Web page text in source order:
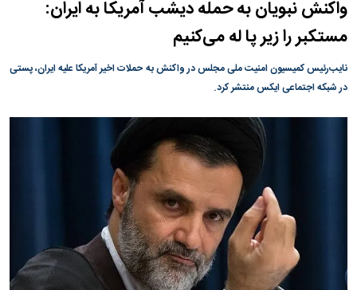
واکنش نبویان به حمله دیشب آمریکا به ایران:
مستکبر را زیر پا له می‌کنیم
نایب‌رئیس کمیسیون امنیت ملی مجلس در واکنش به حملات اخیر آمریکا علیه ایران، پستی
در شبکه اجتماعی ایکس منتشر کرد.